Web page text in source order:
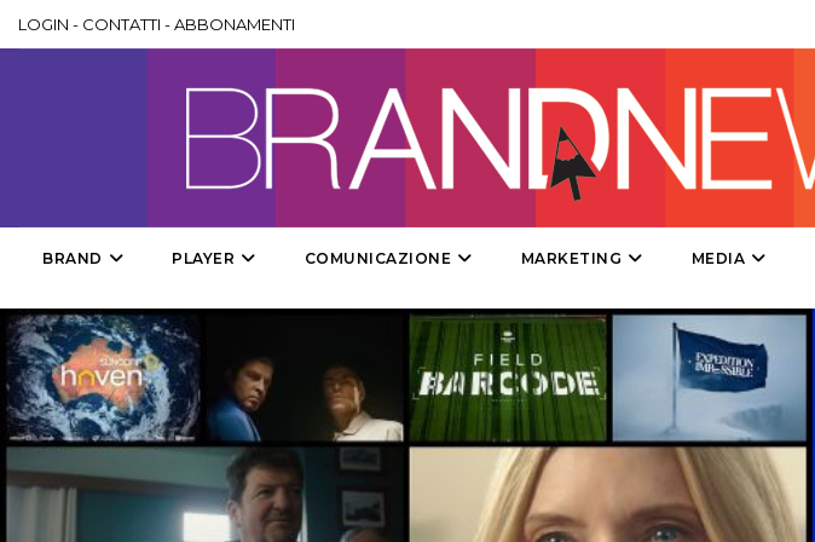
DIGITALE
EDITORIA
ESTERNA
RADIO / AUDIO
LOGIN - CONTATTI -ABBONAMENTI
BRAND PLAYER COMUNICAZIONE MARKETING MEDIA